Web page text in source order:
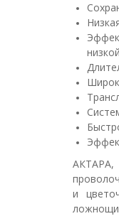
АКТАРА,
и